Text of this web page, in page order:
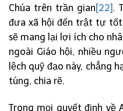
Chúa trên trần gian[22] .
đưa xã hội đến trật tự tốt
sẽ mang lại lợi ích cho
ngoài Giáo hội, nhiều
lệch quỹ đạo này, chẳng
túng, chia rẽ.
Trong mọi quyết định về